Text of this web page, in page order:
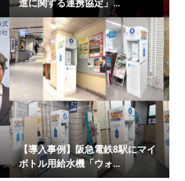
進に関する連携協定」...
【導入事例】阪急電鉄8駅にマイ
ボトル用給水機「ウォ...